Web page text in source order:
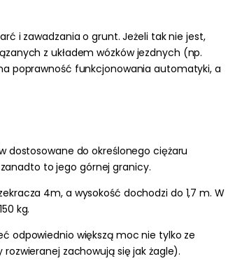
i zawadzania o grunt. Jeżeli tak nie jest,
z układem wózków jezdnych (np.
poprawność funkcjonowania automatyki, a
dostosowane do określonego ciężaru
to jego górnej granicy.
4m, a wysokość dochodzi do 1,7 m. W
kg.
odpowiednio większą moc nie tylko ze
zachowują się jak żagle).